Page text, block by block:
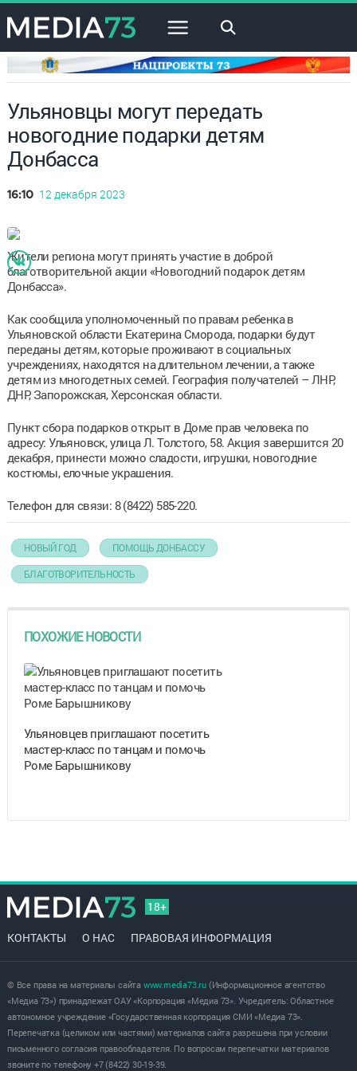
×
Ульяновцы могут передать
новогодние подарки детям
Донбасса
16:10 12 декабря 2023
Жители региона могут принять участие в доброй
благотворительной акции «Новогодний подарок детям
Донбасса».
Как сообщила уполномоченный по правам ребенка в
Ульяновской области Екатерина Сморода, подарки будут
переданы детям, которые проживают в социальных
учреждениях, находятся на длительном лечении, а также
детям из многодетных семей. География получателей – ЛНР,
ДНР, Запорожская, Херсонская области.
Пункт сбора подарков открыт в Доме прав человека по
адресу: Ульяновск, улица Л. Толстого, 58. Акция завершится 20
декабря, принести можно сладости, игрушки, новогодние
костюмы, елочные украшения.
Телефон для связи: 8 (8422) 585-220.
НОВЫЙ ГОД ПОМОЩЬ ДОНБАССУ
БЛАГОТВОРИТЕЛЬНОСТЬ
ПОХОЖИЕ НОВОСТИ
Ульяновцев приглашают посетить
мастер-класс по танцам и помочь
Роме Барышникову
18+
КОНТАКТЫ О НАС ПРАВОВАЯ ИНФОРМАЦИЯ
© Все права на материалы сайта www.media73.ru(Информационное агентство
«Медиа 73») принадлежат ОАУ «Корпорация «Медиа 73». Учредитель: Областное
автономное учреждение «Государственная корпорация СМИ «Медиа 73».
Перепечатка (целиком или частями) материалов сайта разрешена при условии
письменного согласия правообладателя. По вопросам перепечатки материалов
звоните по телефону +7 (8422) 30-19-39.